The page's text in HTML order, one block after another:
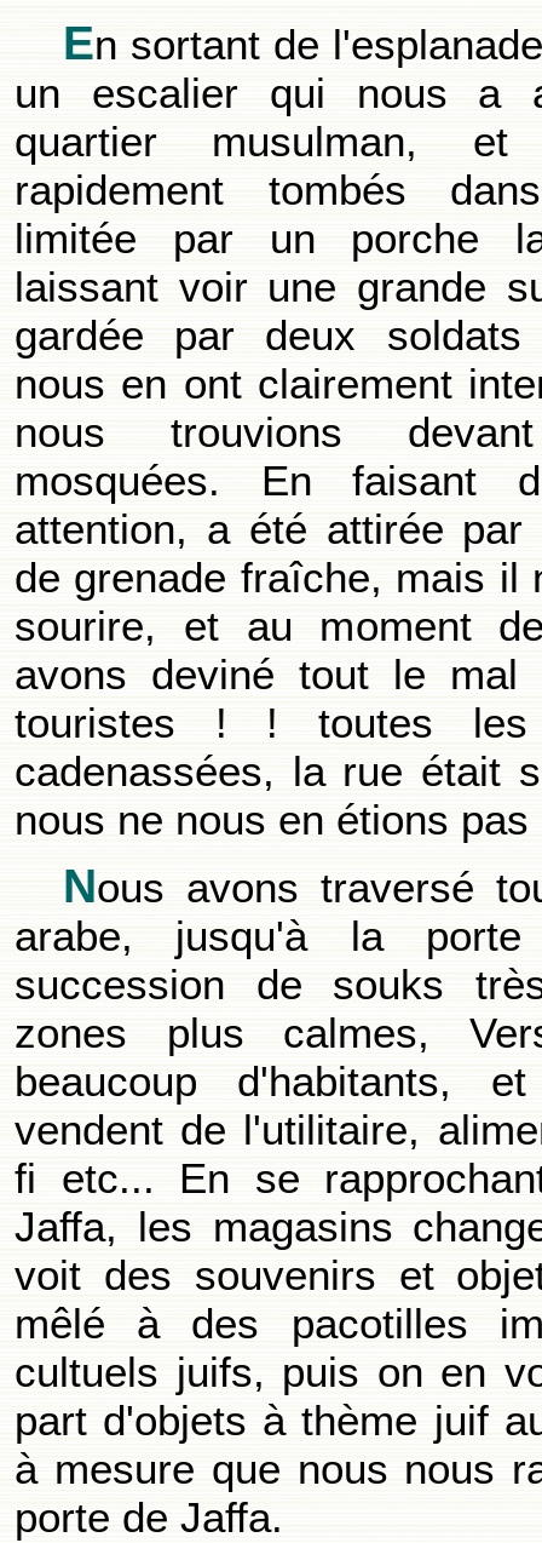
En sortant de
un escalier qui nous a
quartier musulman, et
rapidement tombés
limitée par un porche
laissant voir une grande
gardée par deux soldats
nous en ont clairement
nous trouvions
mosquées. En faisant
attention, a été attirée par
de grenade fraîche, mais il
sourire, et au moment
avons deviné tout le mal
touristes ! ! toutes les
cadenassées, la rue était
nous ne nous en étions
Nous avons traversé
arabe, jusqu'à la
succession de souks
zones plus calmes,
beaucoup d'habitants,
vendent de l'utilitaire,
fi etc... En se
Jaffa, les magasins
voit des souvenirs et
mêlé à des pacotilles
cultuels juifs, puis on en
part d'objets à thème juif
à mesure que nous nous
porte de Jaffa.